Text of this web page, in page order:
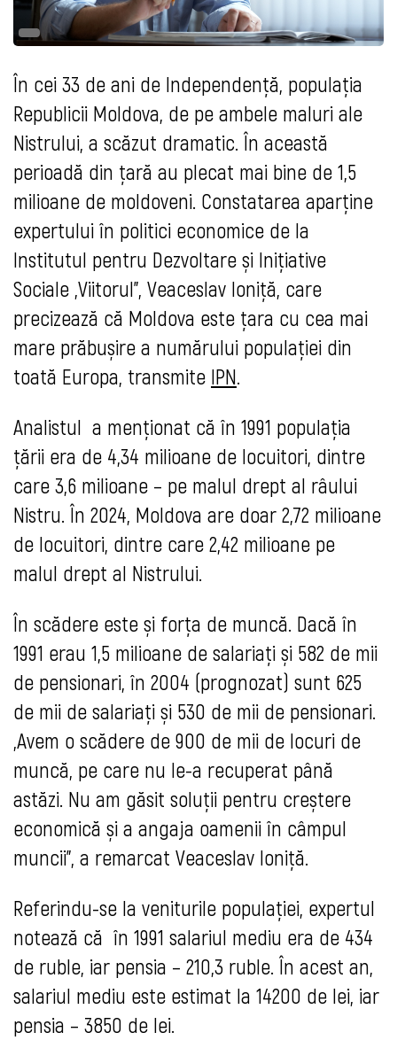
În cei 33 de ani de Independență, populația
Republicii Moldova, de pe ambele maluri ale
Nistrului, a scăzut dramatic. În această
perioadă din țară au plecat mai bine de 1,5
milioane de moldoveni. Constatarea aparține
expertului în politici economice de la
Institutul pentru Dezvoltare și Inițiative
Sociale „Viitorul”, Veaceslav Ioniță, care
precizează că Moldova este țara cu cea mai
mare prăbușire a numărului populației din
toată Europa, transmite IPN.
Analistul a menționat că în 1991 populația
țării era de 4,34 milioane de locuitori, dintre
care 3,6 milioane – pe malul drept al râului
Nistru. În 2024, Moldova are doar 2,72 milioane
de locuitori, dintre care 2,42 milioane pe
malul drept al Nistrului.
În scădere este și forța de muncă. Dacă în
1991 erau 1,5 milioane de salariați și 582 de mii
de pensionari, în 2004 (prognozat) sunt 625
de mii de salariați și 530 de mii de pensionari.
„Avem o scădere de 900 de mii de locuri de
muncă, pe care nu le-a recuperat până
astăzi. Nu am găsit soluții pentru creștere
economică și a angaja oamenii în câmpul
muncii”, a remarcat Veaceslav Ioniță.
Referindu-se la veniturile populației, expertul
notează că în 1991 salariul mediu era de 434
de ruble, iar pensia – 210,3 ruble. În acest an,
salariul mediu este estimat la 14200 de lei, iar
pensia – 3850 de lei.